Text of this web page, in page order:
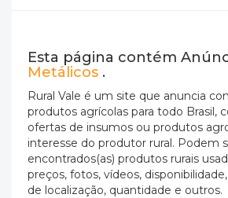
Esta página contém
Metálicos .
Rural Vale é um site que anuncia
produtos agrícolas para todo Brasil,
ofertas de insumos ou produtos
interesse do produtor rural. Podem
encontrados(as) produtos rurais
preços, fotos, vídeos,
de localização, quantidade e outros.